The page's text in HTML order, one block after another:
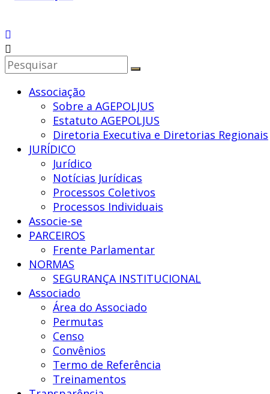
Associação
Nacional
Agentes
Judiciária
Associação
Sobre a AGEPOLJUS
Estatuto AGEPOLJUS
Diretoria Executiva e Diretorias Regionais
JURÍDICO
Jurídico
Notícias Jurídicas
Processos Coletivos
Processos Individuais
Associe-se
PARCEIROS
Frente Parlamentar
NORMAS
SEGURANÇA INSTITUCIONAL
Associado
Área do Associado
Permutas
Censo
Convênios
Termo de Referência
Treinamentos